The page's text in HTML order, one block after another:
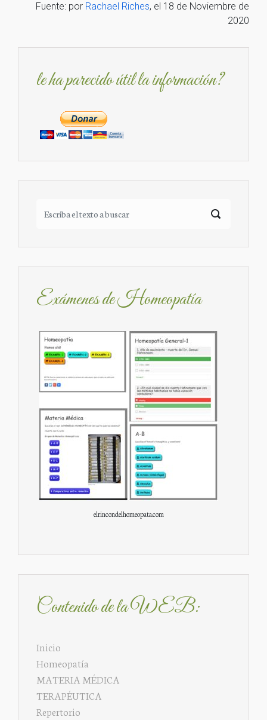
Fuente: por Rachael Riches, el 18 de Noviembre de
2020
le ha parecido útil la información?
Exámenes de Homeopatía
elrincondelhomeopata.com
Contenido de la WEB:
Inicio
Homeopatía
MATERIA MÉDICA
TERAPÉUTICA
Repertorio